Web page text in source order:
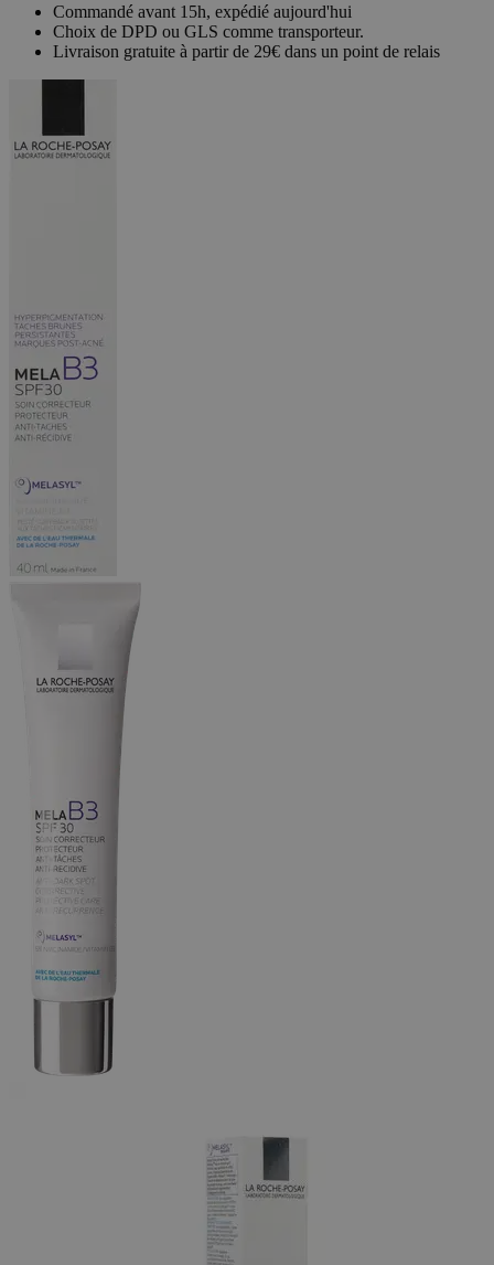
Commandé avant 15h, expédié aujourd'hui
Choix de DPD ou GLS comme transporteur.
Livraison gratuite à partir de 29€ dans un point de relais